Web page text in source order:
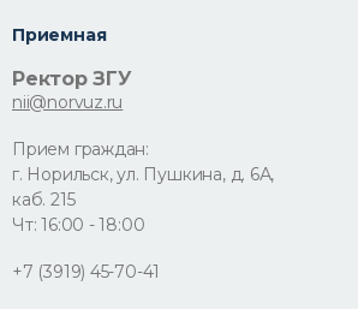
Приемная
Ректор ЗГУ
nii@norvuz.ru
Прием граждан:
г. Норильск, ул. Пушкина, д. 6А,
каб. 215
Чт: 16:00 - 18:00
+7 (3919) 45-70-41